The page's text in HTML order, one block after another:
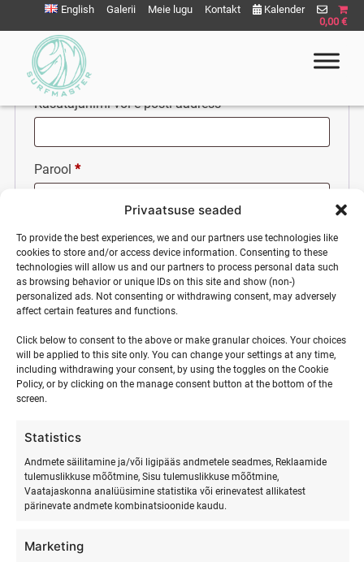
Privaatsuse seaded
To provide the best experiences, we and our partners use technologies like
cookies to store and/or access device information. Consenting to these
technologies will allow us and our partners to process personal data such
as browsing behavior or unique IDs on this site and show (non-)
personalized ads. Not consenting or withdrawing consent, may adversely
affect certain features and functions.
Click below to consent to the above or make granular choices. Your choices
will be applied to this site only. You can change your settings at any time,
including withdrawing your consent, by using the toggles on the Cookie
Policy, or by clicking on the manage consent button at the bottom of the
screen.
Statistics
Andmete säilitamine ja/või ligipääs andmetele seadmes, Reklaamide
tulemuslikkuse mõõtmine, Sisu tulemuslikkuse mõõtmine,
Vaatajaskonna analüüsimine statistika või erinevatest allikatest
pärinevate andmete kombinatsioonide kaudu.
Marketing
sisu
juurde
English Galerii Meie lugu Kontakt
Kalender
0,00 €
Surfmaster
SurfMaster Surfikool
Logi sisse
Kasutajanimi või e-posti aadress*Nõutud
Parool *Nõutud
Jäta mind meelde
Logi sisse
Kaotasid parooli?